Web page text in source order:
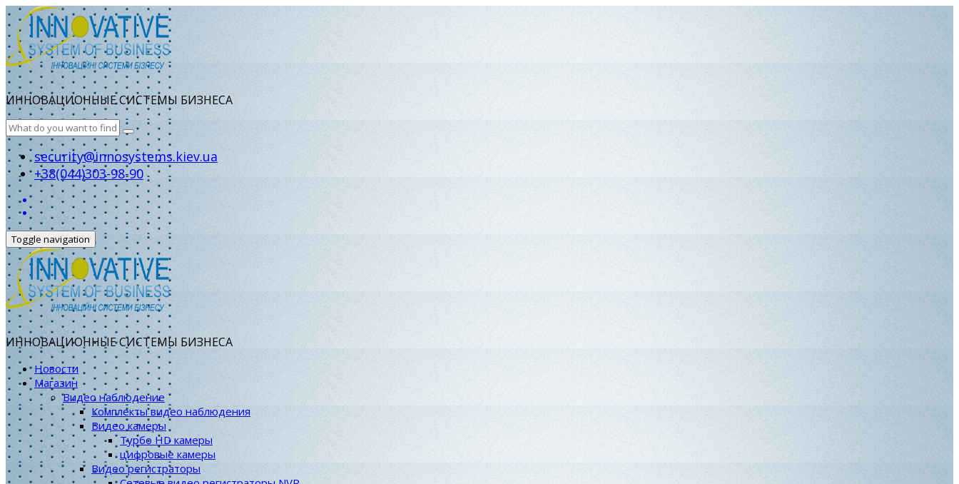
ИННОВАЦИОННЫЕ СИСТЕМЫ БИЗНЕСА
security@innosystems.kiev.ua
+38(044)303-98-90
Toggle navigation
ИННОВАЦИОННЫЕ СИСТЕМЫ БИЗНЕСА
Новости
Магазин
Видео наблюдение
Комплекты видео наблюдения
Видео камеры
Турбо HD камеры
цифровые камеры
Видео регистраторы